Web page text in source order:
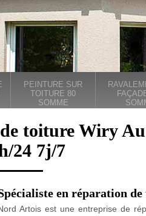
PEINTURE SUR
TOITURE 80
SOMME
toiture Wiry
24 7j/7
en réparation
Artois est une entreprise de